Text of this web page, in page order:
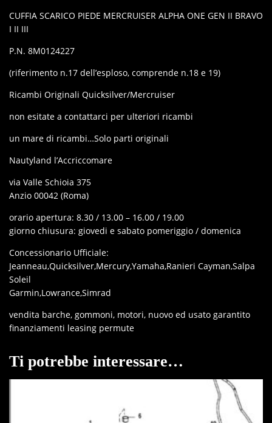
CUFFIA SCARICO PIEDE MERCRUISER ALPHA ONE GEN II BRAVO
I II III
P.N. 8M0124227
(riferimento n.17 dell’esploso, comprende n.18 e 19)
Ricambi Originali Quicksilver/Mercruiser
non esitate a contattarci per ulteriori ricambi
un mare di ricambi…Solo parti originali
Nautyland l’Accriccomare
via Valle Schioia 375
Anzio 00042 (Roma)
orario apertura: 8.30 / 13.00 – 16.00 / 19.00
giorno chiusura: giovedi e sabato pomeriggio / domenica
Concessionario Ufficiale:
Jeanneau,Quicksilver,Mercury,Yamaha,Ranieri Cayman,Salpa
Soleil
Garmin,Lowrance,Simrad
vendita barche, gommoni, motori, nuovo ed usato garantito
finanziamenti leasing permute
Ti potrebbe interessare…